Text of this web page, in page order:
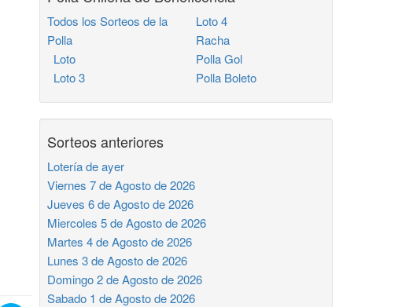
Todos los Sorteos de la
Polla
Loto
Loto 3
Loto 4
Racha
Polla Gol
Polla Boleto
Sorteos anteriores
Lotería de ayer
Viernes 7 de Agosto de 2026
Jueves 6 de Agosto de 2026
Miercoles 5 de Agosto de 2026
Martes 4 de Agosto de 2026
Lunes 3 de Agosto de 2026
Domingo 2 de Agosto de 2026
Sabado 1 de Agosto de 2026